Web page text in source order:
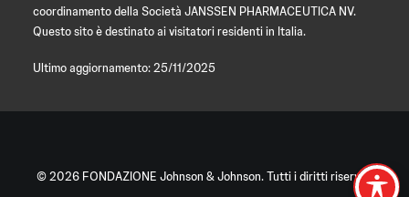
coordinamento della Società JANSSEN PHARMACEUTICA NV.
Questo sito è destinato ai visitatori residenti in Italia.
Ultimo aggiornamento: 25/11/2025
© 2026 FONDAZIONE Johnson & Johnson. Tutti i diritti riservati